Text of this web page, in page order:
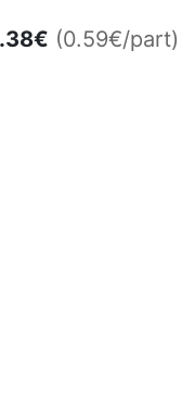
€ (0.59€/part)